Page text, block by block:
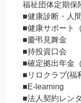
福祉団体定期保
■健康診断・人
■健康サポート
■慶弔見舞金
■持投資口会
■確定拠出年金
■リロクラブ(福
■E-learning
■法人契約レン